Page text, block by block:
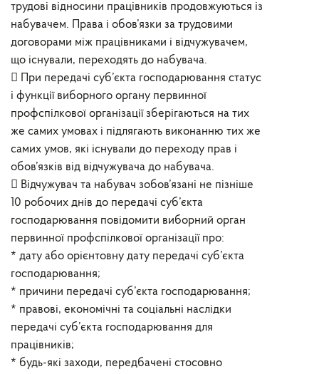
трудові відносини працівників продовжуються із
набувачем. Права і обов’язки за трудовими
договорами між працівниками і відчужувачем,
що існували, переходять до набувача.
 При передачі суб’єкта господарювання статус
і функції виборного органу первинної
профспілкової організації зберігаються на тих
же самих умовах і підлягають виконанню тих же
самих умов, які існували до переходу прав і
обов’язків від відчужувача до набувача.
 Відчужувач та набувач зобов’язані не пізніше
10 робочих днів до передачі суб’єкта
господарювання повідомити виборний орган
первинної профспілкової організації про:
* дату або орієнтовну дату передачі суб’єкта
господарювання;
* причини передачі суб’єкта господарювання;
* правові, економічні та соціальні наслідки
передачі суб’єкта господарювання для
працівників;
* будь-які заходи, передбачені стосовно